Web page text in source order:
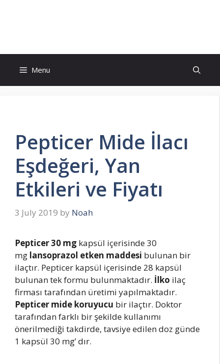
Menu
Pepticer Mide İlacı
Eşdeğeri, Yan
Etkileri ve Fiyatı
3 July 2019 by Noah
Pepticer 30 mg kapsül içerisinde 30
mg lansoprazol etken maddesi bulunan bir
ilaçtır. Pepticer kapsül içerisinde 28 kapsül
bulunan tek formu bulunmaktadır. İlko ilaç
firması tarafından üretimi yapılmaktadır.
Pepticer mide koruyucu bir ilaçtır. Doktor
tarafından farklı bir şekilde kullanımı
önerilmediği takdirde, tavsiye edilen doz günde
1 kapsül 30 mg’ dır.